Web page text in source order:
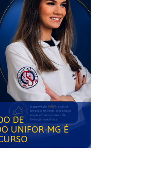
DE
UNIFOR-MG É